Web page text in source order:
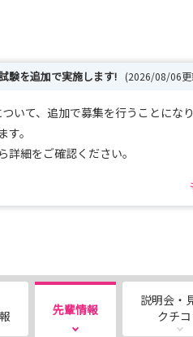
験を追加で実施します! (2026/08/06更
て、追加で募集を行うことになり
。
細をご確認ください。
先輩情報
説明会・
クチ